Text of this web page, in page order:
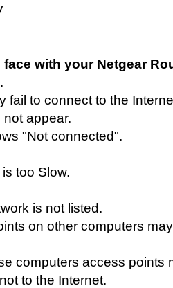
with your Netgear
fail to connect to the
appear.
"Not connected".
too Slow.
is not listed.
on other computers
computers access points
to the Internet.